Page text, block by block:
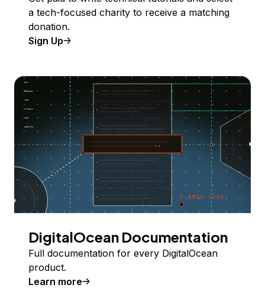
a tech-focused charity to receive a matching
donation.
Sign Up
DigitalOcean Documentation
Full documentation for every DigitalOcean
product.
Learn more